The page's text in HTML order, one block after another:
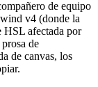
de equipo
v4 (donde la
HSL afectada por
de
de canvas, los